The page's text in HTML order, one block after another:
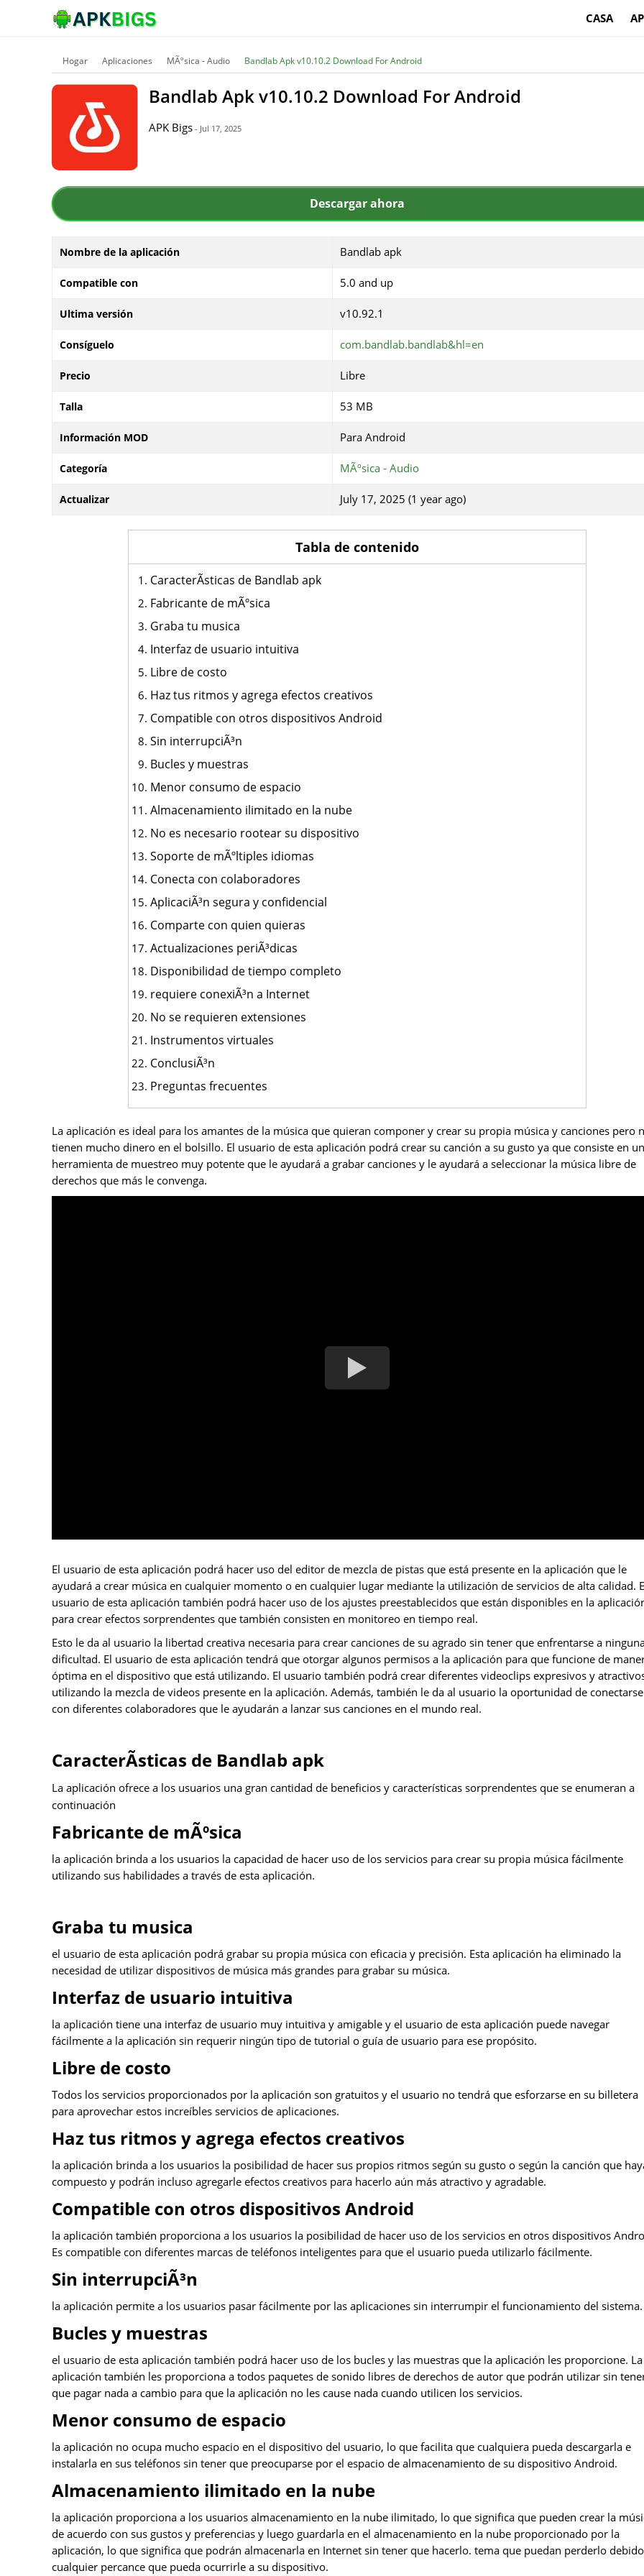
CASA
Hogar Aplicaciones MÃºsica - Audio Bandlab Apk v10.10.2 Download For Android
Bandlab Apk v10.10.2 Download For Android
APK Bigs - Jul 17, 2025
Descargar ahora
Nombre de la aplicación Bandlab apk
Compatible con 5.0 and up
Ultima versión v10.92.1
Consíguelo com.bandlab.bandlab&hl=en
Precio Libre
Talla 53 MB
Información MOD Para Android
Categoría MÃºsica - Audio
Actualizar July 17, 2025 (1 year ago)
Tabla de contenido
CaracterÃ­sticas de Bandlab apk
Fabricante de mÃºsica
Graba tu musica
Interfaz de usuario intuitiva
Libre de costo
Haz tus ritmos y agrega efectos creativos
Compatible con otros dispositivos Android
Sin interrupciÃ³n
Bucles y muestras
Menor consumo de espacio
Almacenamiento ilimitado en la nube
No es necesario rootear su dispositivo
Soporte de mÃºltiples idiomas
Conecta con colaboradores
AplicaciÃ³n segura y confidencial
Comparte con quien quieras
Actualizaciones periÃ³dicas
Disponibilidad de tiempo completo
requiere conexiÃ³n a Internet
No se requieren extensiones
Instrumentos virtuales
ConclusiÃ³n
Preguntas frecuentes
La aplicación es ideal para los amantes de la música que quieran componer y crear su propia música y canciones pero
tienen mucho dinero en el bolsillo. El usuario de esta aplicación podrá crear su canción a su gusto ya que consiste en
herramienta de muestreo muy potente que le ayudará a grabar canciones y le ayudará a seleccionar la música libre de
derechos que más le convenga.
El usuario de esta aplicación podrá hacer uso del editor de mezcla de pistas que está presente en la aplicación que le
ayudará a crear música en cualquier momento o en cualquier lugar mediante la utilización de servicios de alta calidad.
usuario de esta aplicación también podrá hacer uso de los ajustes preestablecidos que están disponibles en la
para crear efectos sorprendentes que también consisten en monitoreo en tiempo real.
Esto le da al usuario la libertad creativa necesaria para crear canciones de su agrado sin tener que enfrentarse a
dificultad. El usuario de esta aplicación tendrá que otorgar algunos permisos a la aplicación para que funcione de
óptima en el dispositivo que está utilizando. El usuario también podrá crear diferentes videoclips expresivos y
utilizando la mezcla de videos presente en la aplicación. Además, también le da al usuario la oportunidad de conectarse
con diferentes colaboradores que le ayudarán a lanzar sus canciones en el mundo real.
CaracterÃ­sticas de Bandlab apk
La aplicación ofrece a los usuarios una gran cantidad de beneficios y características sorprendentes que se enumeran a
continuación
Fabricante de mÃºsica
la aplicación brinda a los usuarios la capacidad de hacer uso de los servicios para crear su propia música fácilmente
utilizando sus habilidades a través de esta aplicación.
Graba tu musica
el usuario de esta aplicación podrá grabar su propia música con eficacia y precisión. Esta aplicación ha eliminado la
necesidad de utilizar dispositivos de música más grandes para grabar su música.
Interfaz de usuario intuitiva
la aplicación tiene una interfaz de usuario muy intuitiva y amigable y el usuario de esta aplicación puede navegar
fácilmente a la aplicación sin requerir ningún tipo de tutorial o guía de usuario para ese propósito.
Libre de costo
Todos los servicios proporcionados por la aplicación son gratuitos y el usuario no tendrá que esforzarse en su billetera
para aprovechar estos increíbles servicios de aplicaciones.
Haz tus ritmos y agrega efectos creativos
la aplicación brinda a los usuarios la posibilidad de hacer sus propios ritmos según su gusto o según la canción que
compuesto y podrán incluso agregarle efectos creativos para hacerlo aún más atractivo y agradable.
Compatible con otros dispositivos Android
la aplicación también proporciona a los usuarios la posibilidad de hacer uso de los servicios en otros dispositivos
Es compatible con diferentes marcas de teléfonos inteligentes para que el usuario pueda utilizarlo fácilmente.
Sin interrupciÃ³n
la aplicación permite a los usuarios pasar fácilmente por las aplicaciones sin interrumpir el funcionamiento del sistema.
Bucles y muestras
el usuario de esta aplicación también podrá hacer uso de los bucles y las muestras que la aplicación les proporcione. La
aplicación también les proporciona a todos paquetes de sonido libres de derechos de autor que podrán utilizar sin
que pagar nada a cambio para que la aplicación no les cause nada cuando utilicen los servicios.
Menor consumo de espacio
la aplicación no ocupa mucho espacio en el dispositivo del usuario, lo que facilita que cualquiera pueda descargarla e
instalarla en sus teléfonos sin tener que preocuparse por el espacio de almacenamiento de su dispositivo Android.
Almacenamiento ilimitado en la nube
la aplicación proporciona a los usuarios almacenamiento en la nube ilimitado, lo que significa que pueden crear la
de acuerdo con sus gustos y preferencias y luego guardarla en el almacenamiento en la nube proporcionado por la
aplicación, lo que significa que podrán almacenarla en Internet sin tener que hacerlo. tema que puedan perderlo
cualquier percance que pueda ocurrirle a su dispositivo.